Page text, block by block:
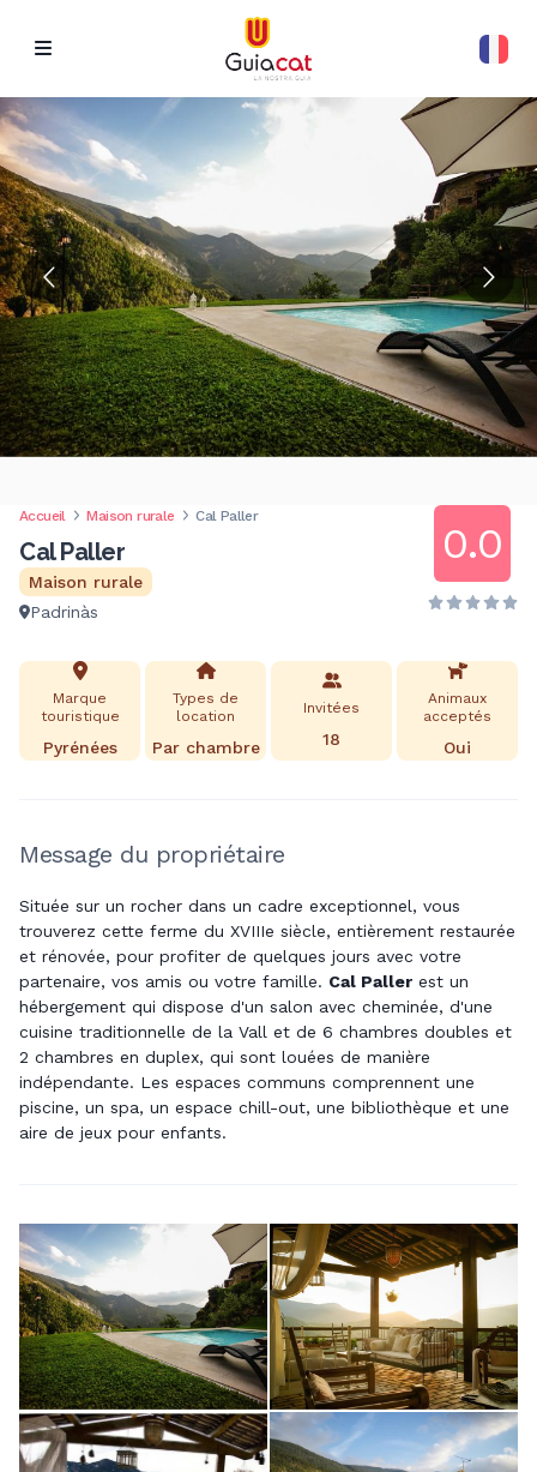
Accueil Maison rurale Cal Paller
Cal Paller
Maison rurale
Padrinàs
0.0
Marque
touristique
Pyrénées
Types de
location
Par chambre
Invitées
18
Animaux
acceptés
Oui
Message du propriétaire
Située sur un rocher dans un cadre exceptionnel, vous
trouverez cette ferme du XVIIIe siècle, entièrement restaurée
et rénovée, pour profiter de quelques jours avec votre
partenaire, vos amis ou votre famille. Cal Paller est un
hébergement qui dispose d'un salon avec cheminée, d'une
cuisine traditionnelle de la Vall et de 6 chambres doubles et
2 chambres en duplex, qui sont louées de manière
indépendante. Les espaces communs comprennent une
piscine, un spa, un espace chill-out, une bibliothèque et une
aire de jeux pour enfants.